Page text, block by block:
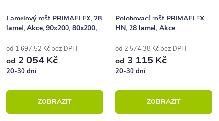
Lamelový rošt PRIMAFLEX, 28
lamel, Akce, 90x200, 80x200,
od 1 697,52 Kč bez DPH
od 2 054 Kč
20-30 dní
ZOBRAZIT
Polohovací rošt PRIMAFLEX
HN, 28 lamel, Akce
od 2 574,38 Kč bez DPH
od 3 115 Kč
20-30 dní
ZOBRAZIT